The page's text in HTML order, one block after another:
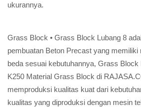
ukurannya.
Grass Block • Grass Block Lubang 8
pembuatan Beton Precast yang memiliki
beda sesuai kebutuhannya, Grass Block
K250 Material Grass Block di
memproduksi kualitas kuat dari
kualitas yang diproduksi dengan mesin